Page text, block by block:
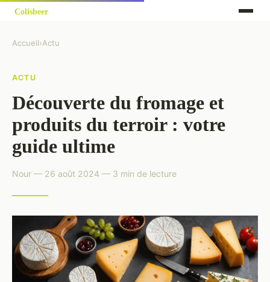
Accueil›Actu
ACTU
Découverte du fromage et
produits du terroir : votre
guide ultime
Nour — 26 août 2024 — 3 min de lecture